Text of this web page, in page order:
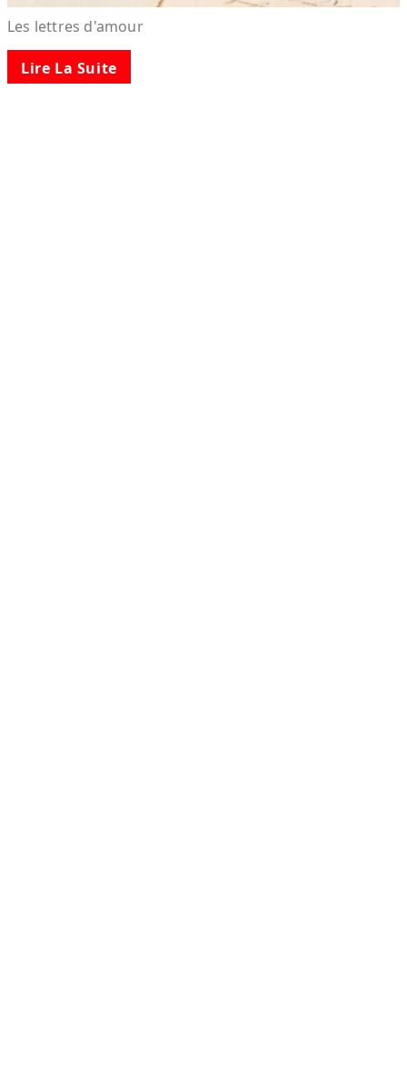
Les lettres d'amour
Lire La Suite